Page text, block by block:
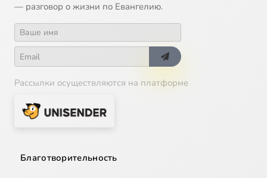
— разговор о жизни по Евангелию.
Рассылки осуществляются на платформе
Благотворительность